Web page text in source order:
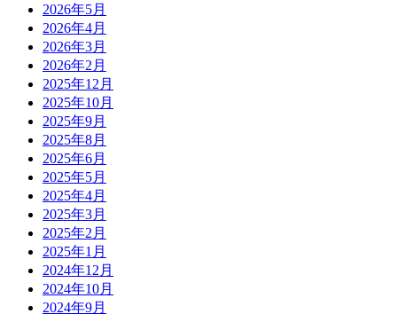
2026年5月
2026年4月
2026年3月
2026年2月
2025年12月
2025年10月
2025年9月
2025年8月
2025年6月
2025年5月
2025年4月
2025年3月
2025年2月
2025年1月
2024年12月
2024年10月
2024年9月